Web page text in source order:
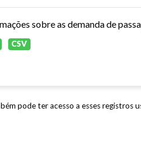
sobre as demanda de
CSV
pode ter acesso a esses registros